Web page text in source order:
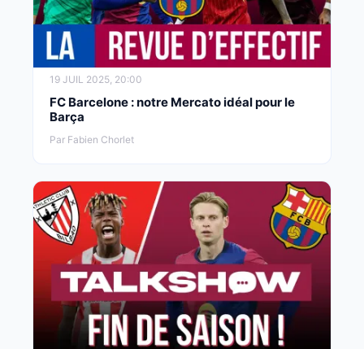
19 JUIL 2025, 20:00
FC Barcelone : notre Mercato idéal pour le
Barça
Par Fabien Chorlet